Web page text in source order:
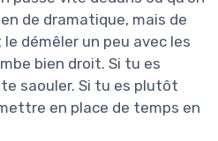
de dramatique, mais de
démêler un peu avec les
bien droit. Si tu es
saouler. Si tu es plutôt
en place de temps en